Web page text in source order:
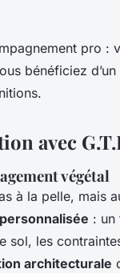
pro
bénéficiez
avec
végétal
à la pelle, mais
: un
sol, les
architecturale